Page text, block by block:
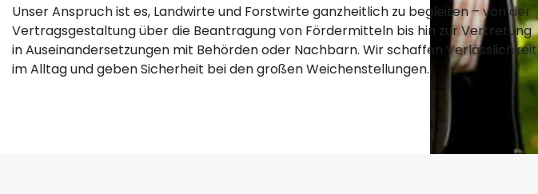
Unser Anspruch ist es, Landwirte und Forstwirte ganzheitlich zu begleiten – von der
Vertragsgestaltung über die Beantragung von Fördermitteln bis hin zur Vertretung
in Auseinandersetzungen mit Behörden oder Nachbarn. Wir schaffen Verlässlichkeit
im Alltag und geben Sicherheit bei den großen Weichenstellungen.